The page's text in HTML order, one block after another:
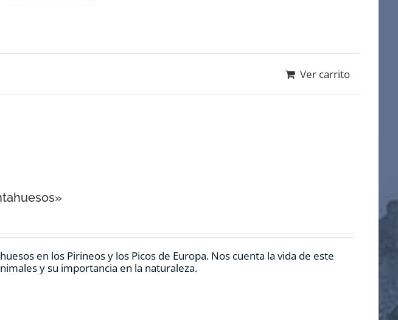
Ver carrito
en los Pirineos y los Picos de Europa. Nos cuenta la vida de este
y su importancia en la naturaleza.